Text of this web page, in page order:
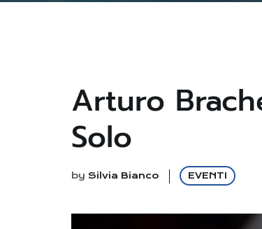
Arturo
Solo
by Silvia Bianco EVENTI